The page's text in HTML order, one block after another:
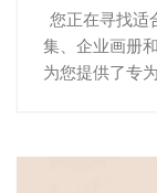
您正在寻找适
集、企业画册
为您提供了专